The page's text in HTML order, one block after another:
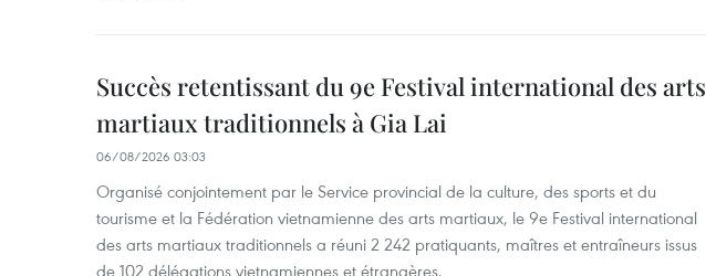
Succès retentissant du 9e Festival international des arts
martiaux traditionnels à Gia Lai
06/08/2026 03:03
Organisé conjointement par le Service provincial de la culture, des sports et du
tourisme et la Fédération vietnamienne des arts martiaux, le 9e Festival international
des arts martiaux traditionnels a réuni 2 242 pratiquants, maîtres et entraîneurs issus
de 102 délégations vietnamiennes et étrangères.